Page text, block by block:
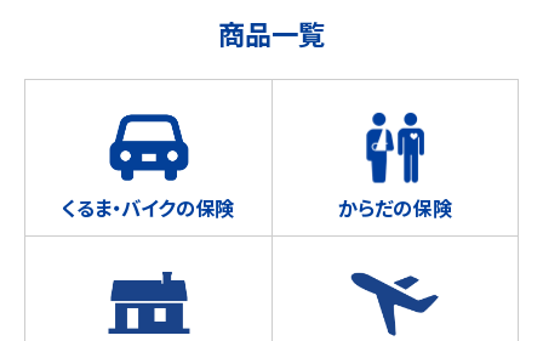
商品一覧
くるま・バイクの保険 からだの保険